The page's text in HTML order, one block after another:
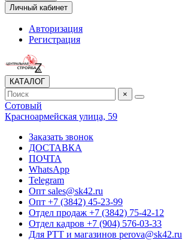
Личный кабинет
Авторизация
Регистрация
КАТАЛОГ
×
Сотовый
Красноармейская улица, 59
Заказать звонок
ДОСТАВКА
ПОЧТА
WhatsApp
Telegram
Опт sales@sk42.ru
Опт +7 (3842) 45-23-99
Отдел продаж +7 (3842) 75-42-12
Отдел кадров +7 (904) 576-03-33
Для РТТ и магазинов perova@sk42.ru